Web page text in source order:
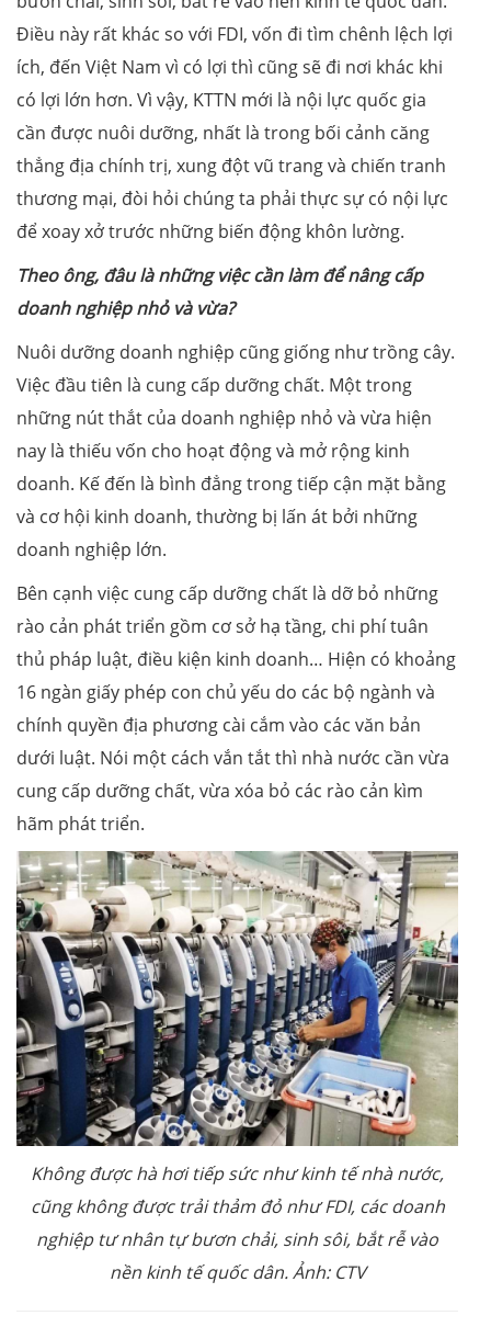
Điều này rất khác so với FDI, vốn đi tìm chênh lệch lợi
ích, đến Việt Nam vì có lợi thì cũng sẽ đi nơi khác khi
có lợi lớn hơn. Vì vậy, KTTN mới là nội lực quốc gia
cần được nuôi dưỡng, nhất là trong bối cảnh căng
thẳng địa chính trị, xung đột vũ trang và chiến tranh
thương mại, đòi hỏi chúng ta phải thực sự có nội lực
để xoay xở trước những biến động khôn lường.
Theo ông, đâu là những việc cần làm để nâng cấp
doanh nghiệp nhỏ và vừa?
Nuôi dưỡng doanh nghiệp cũng giống như trồng cây.
Việc đầu tiên là cung cấp dưỡng chất. Một trong
những nút thắt của doanh nghiệp nhỏ và vừa hiện
nay là thiếu vốn cho hoạt động và mở rộng kinh
doanh. Kế đến là bình đẳng trong tiếp cận mặt bằng
và cơ hội kinh doanh, thường bị lấn át bởi những
doanh nghiệp lớn.
Bên cạnh việc cung cấp dưỡng chất là dỡ bỏ những
rào cản phát triển gồm cơ sở hạ tầng, chi phí tuân
thủ pháp luật, điều kiện kinh doanh… Hiện có khoảng
16 ngàn giấy phép con chủ yếu do các bộ ngành và
chính quyền địa phương cài cắm vào các văn bản
dưới luật. Nói một cách vắn tắt thì nhà nước cần vừa
cung cấp dưỡng chất, vừa xóa bỏ các rào cản kìm
hãm phát triển.
Không được hà hơi tiếp sức như kinh tế nhà nước,
cũng không được trải thảm đỏ như FDI, các doanh
nghiệp tư nhân tự bươn chải, sinh sôi, bắt rễ vào
nền kinh tế quốc dân. Ảnh: CTV